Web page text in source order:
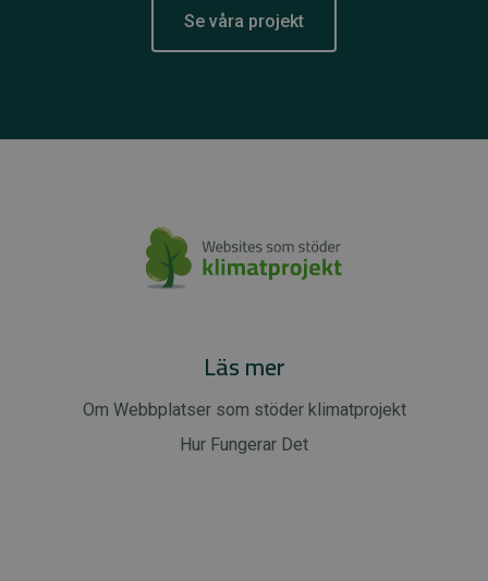
Se våra projekt
Läs mer
Om Webbplatser som stöder klimatprojekt
Hur Fungerar Det